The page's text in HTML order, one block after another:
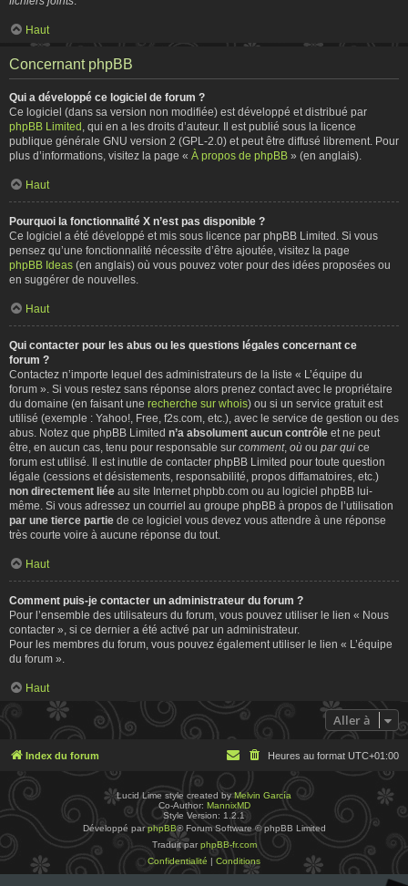
Haut
Concernant phpBB
Qui a développé ce logiciel de forum ?
Ce logiciel (dans sa version non modifiée) est développé et distribué par
phpBB Limited , qui en a les droits d’auteur. Il est publié sous la licence
publique générale GNU version 2 (GPL-2.0) et peut être diffusé librement. Pour
plus d’informations, visitez la page « À propos de phpBB » (en anglais).
Haut
Pourquoi la fonctionnalité X n’est pas disponible ?
Ce logiciel a été développé et mis sous licence par phpBB Limited. Si vous
pensez qu’une fonctionnalité nécessite d’être ajoutée, visitez la page
phpBB Ideas (en anglais) où vous pouvez voter pour des idées proposées ou
en suggérer de nouvelles.
Haut
Qui contacter pour les abus ou les questions légales concernant ce
forum ?
Contactez n’importe lequel des administrateurs de la liste « L’équipe du
forum ». Si vous restez sans réponse alors prenez contact avec le propriétaire
du domaine (en faisant une recherche sur whois) ou si un service gratuit est
utilisé (exemple : Yahoo!, Free, f2s.com, etc.), avec le service de gestion ou des
abus. Notez que phpBB Limited n’a absolument aucun contrôle et ne peut
être, en aucun cas, tenu pour responsable sur comment, où ou par qui ce
forum est utilisé. Il est inutile de contacter phpBB Limited pour toute question
légale (cessions et désistements, responsabilité, propos diffamatoires, etc.)
non directement liée au site Internet phpbb.com ou au logiciel phpBB lui-
même. Si vous adressez un courriel au groupe phpBB à propos de l’utilisation
par une tierce partie de ce logiciel vous devez vous attendre à une réponse
très courte voire à aucune réponse du tout.
Haut
Comment puis-je contacter un administrateur du forum ?
Pour l’ensemble des utilisateurs du forum, vous pouvez utiliser le lien « Nous
contacter », si ce dernier a été activé par un administrateur.
Pour les membres du forum, vous pouvez également utiliser le lien « L’équipe
du forum ».
Haut
Aller à
Index du forum Heures au format UTC+01:00
Lucid Lime style created byMelvin García
Co-Author: MannixMD
Style Version: 1.2.1
Développé parphpBB® Forum Software © phpBB Limited
Traduit par phpBB-fr.com
Confidentialité | Conditions